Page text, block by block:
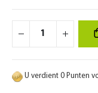
U verdient 0 Punten